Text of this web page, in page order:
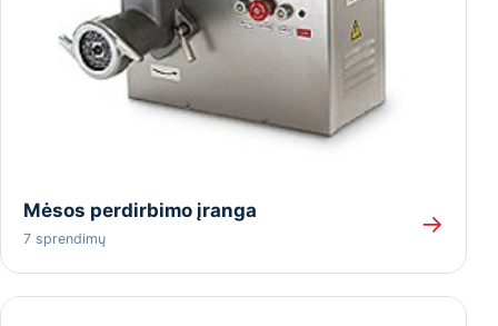
Mėsos perdirbimo įranga
7 sprendimų
→